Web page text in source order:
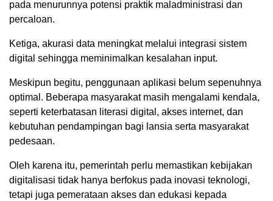
pada menurunnya potensi praktik maladministrasi dan
percaloan.
Ketiga, akurasi data meningkat melalui integrasi sistem
digital sehingga meminimalkan kesalahan input.
Meskipun begitu, penggunaan aplikasi belum sepenuhnya
optimal. Beberapa masyarakat masih mengalami kendala,
seperti keterbatasan literasi digital, akses internet, dan
kebutuhan pendampingan bagi lansia serta masyarakat
pedesaan.
Oleh karena itu, pemerintah perlu memastikan kebijakan
digitalisasi tidak hanya berfokus pada inovasi teknologi,
tetapi juga pemerataan akses dan edukasi kepada